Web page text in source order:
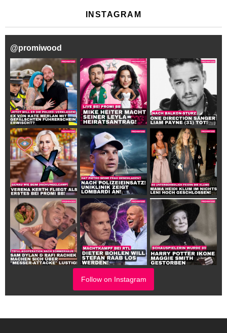
INSTAGRAM
@promiwood
Follow on Instagram